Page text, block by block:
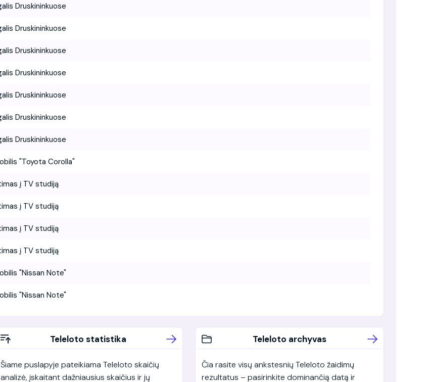
Druskininkuose
Druskininkuose
Druskininkuose
Druskininkuose
Druskininkuose
Druskininkuose
Druskininkuose
"Toyota Corolla"
į TV studiją
į TV studiją
į TV studiją
į TV studiją
"Nissan Note"
"Nissan Note"
Teleloto statistika
Šiame puslapyje pateikiama Teleloto skaičių
analizė, įskaitant dažniausius skaičius ir jų
Teleloto archyvas
Čia rasite visų ankstesnių Teleloto žaidimų
rezultatus – pasirinkite dominančią datą ir